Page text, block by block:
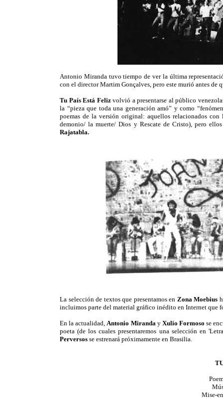
Antonio Miranda tuvo tiempo de ver la última
con el director Martim Gonçalves, pero este murió antes de
Tu País Está Felizvolvió a presentarse al público
la “pieza que toda una generación amó” y como
poemas de la versión original: aquellos relacionados
demonio/ la muerte/ Dios y Rescate de Cristo), pero
Rajatabla.
La selección de textos que presentamos en Zona Moebius
incluimos parte del material gráfico inédito en Internet que
En la actualidad,Antonio Miranday Xulio Formoso se
poeta (de los cuales presentaremos una selección en
Perversos se estrenará próximamente en Brasilia.
Mise-